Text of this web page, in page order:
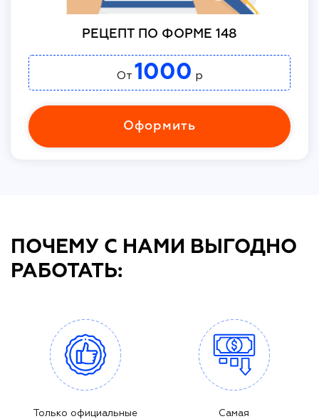
РЕЦЕПТ ПО ФОРМЕ 148
От 1000 р
Оформить
ПОЧЕМУ С НАМИ ВЫГОДНО
РАБОТАТЬ:
Только официальные
Самая